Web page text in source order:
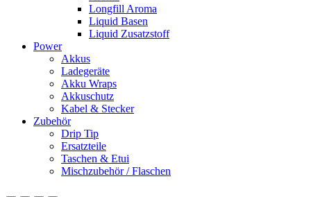
Longfill Aroma
Liquid Basen
Liquid Zusatzstoff
Power
Akkus
Ladegeräte
Akku Wraps
Akkuschutz
Kabel & Stecker
Zubehör
Drip Tip
Ersatzteile
Taschen & Etui
Mischzubehör / Flaschen